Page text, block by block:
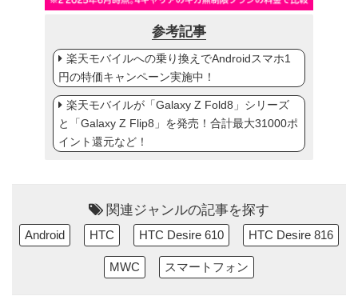
参考記事
楽天モバイルへの乗り換えでAndroidスマホ1
円の特価キャンペーン実施中！
楽天モバイルが「Galaxy Z Fold8」シリーズ
と「Galaxy Z Flip8」を発売！合計最大31000ポ
イント還元など！
関連ジャンルの記事を探す
Android HTC HTC Desire 610 HTC Desire 816
MWC スマートフォン